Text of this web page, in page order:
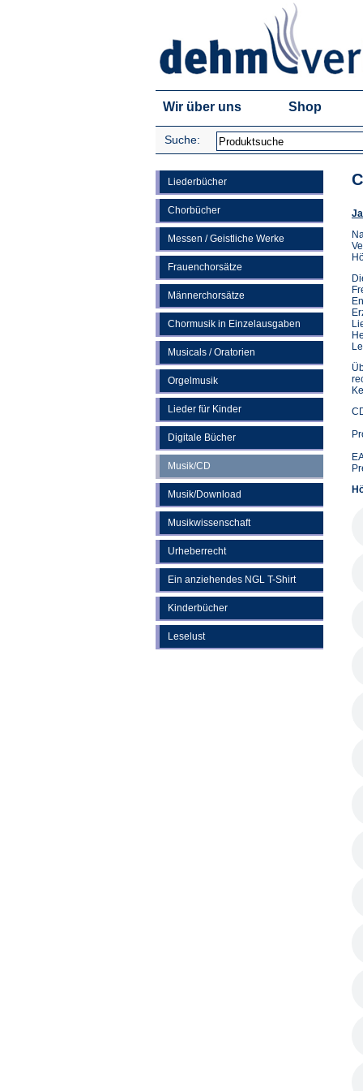
Wir über uns Shop
Suche:
Liederbücher
Chorbücher
Messen / Geistliche Werke
Frauenchorsätze
Männerchorsätze
Chormusik in Einzelausgaben
Musicals / Oratorien
Orgelmusik
Lieder für Kinder
Digitale Bücher
Musik/CD
Musik/Download
Musikwissenschaft
Urheberrecht
Ein anziehendes NGL T-Shirt
Kinderbücher
Leselust